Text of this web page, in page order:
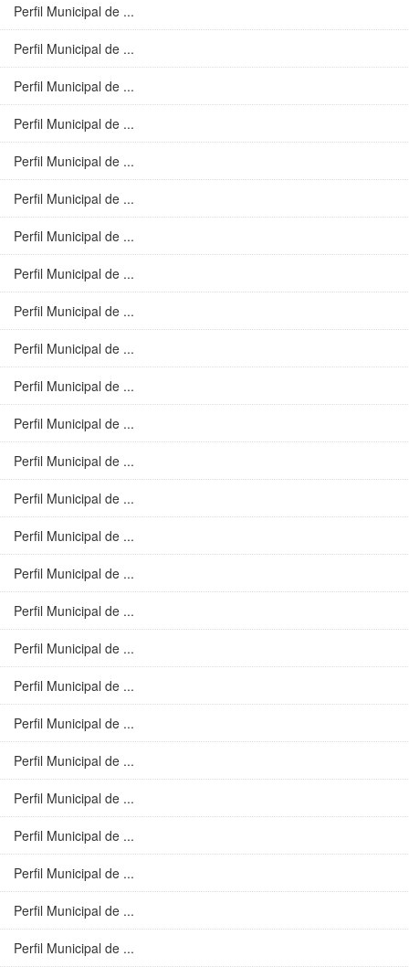
Perfil Municipal de ...
Perfil Municipal de ...
Perfil Municipal de ...
Perfil Municipal de ...
Perfil Municipal de ...
Perfil Municipal de ...
Perfil Municipal de ...
Perfil Municipal de ...
Perfil Municipal de ...
Perfil Municipal de ...
Perfil Municipal de ...
Perfil Municipal de ...
Perfil Municipal de ...
Perfil Municipal de ...
Perfil Municipal de ...
Perfil Municipal de ...
Perfil Municipal de ...
Perfil Municipal de ...
Perfil Municipal de ...
Perfil Municipal de ...
Perfil Municipal de ...
Perfil Municipal de ...
Perfil Municipal de ...
Perfil Municipal de ...
Perfil Municipal de ...
Perfil Municipal de ...